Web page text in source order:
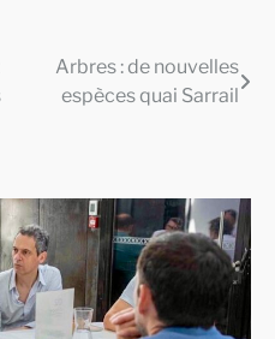
Arbres : de nouvelles
espèces quai Sarrail